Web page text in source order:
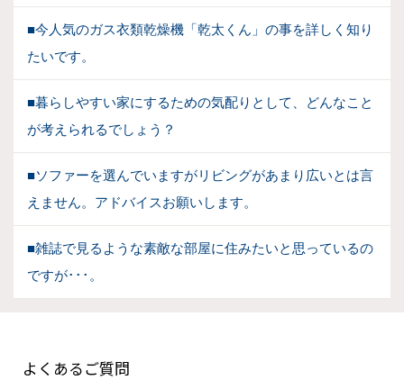
■今人気のガス衣類乾燥機「乾太くん」の事を詳しく知り
たいです。
■暮らしやすい家にするための気配りとして、どんなこと
が考えられるでしょう？
■ソファーを選んでいますがリビングがあまり広いとは言
えません。アドバイスお願いします。
■雑誌で見るような素敵な部屋に住みたいと思っているの
ですが･･･。
よくあるご質問